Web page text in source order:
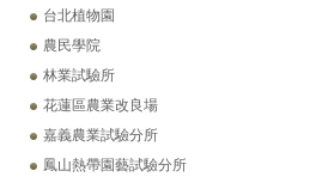
台北植物園
農民學院
林業試驗所
花蓮區農業改良場
嘉義農業試驗分所
鳳山熱帶園藝試驗分所